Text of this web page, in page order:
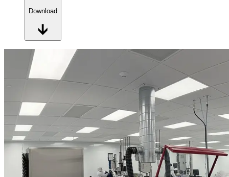
Download